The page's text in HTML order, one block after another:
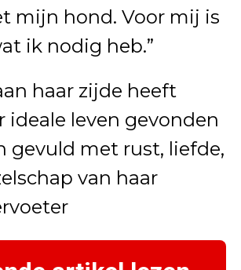
mijn hond. Voor mij is
ik nodig heb.”
haar zijde heeft
ideale leven gevonden
gevuld met rust, liefde,
van haar